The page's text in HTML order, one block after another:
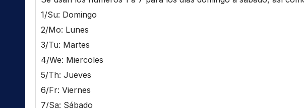
1/Su: Domingo
2/Mo: Lunes
3/Tu: Martes
4/We: Miercoles
5/Th: Jueves
6/Fr: Viernes
7/Sa: Sábado